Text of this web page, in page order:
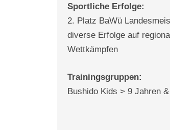
Sportliche Erfolge:
2. Platz BaWü
diverse Erfolge auf
Wettkämpfen
Trainingsgruppen:
Bushido Kids > 9 Jahren